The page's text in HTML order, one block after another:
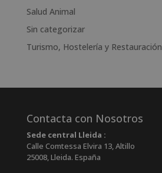
Salud Animal
Sin categorizar
Turismo, Hostelería y Restauración
Contacta con Nosotros
Sede central Lleida :
Calle Comtessa Elvira 13, Altillo
25008,Lleida. España